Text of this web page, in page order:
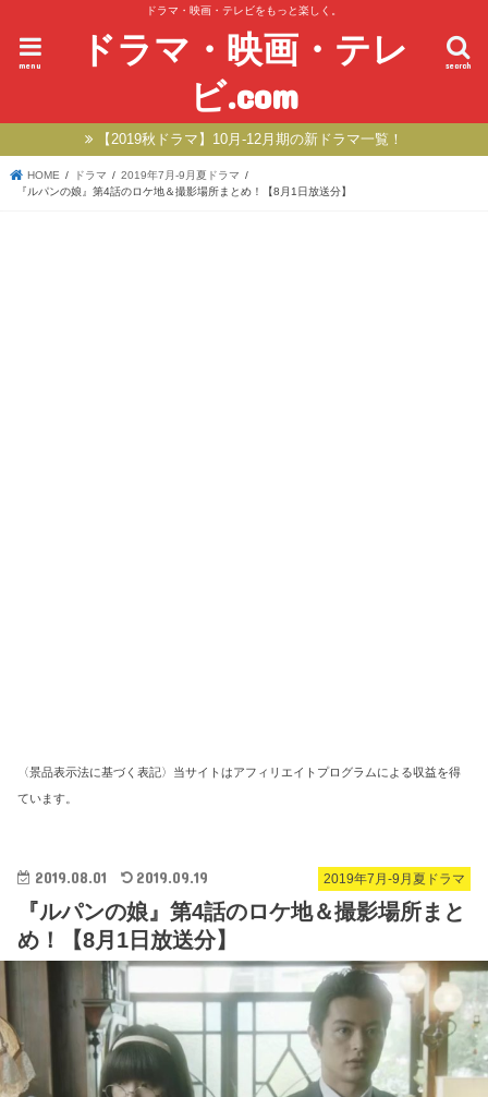
ドラマ・映画・テレビをもっと楽しく。
ドラマ・映画・テレ
ビ.com
search
menu
【2019秋ドラマ】10月-12月期の新ドラマ一覧！
HOME ドラマ
2019年7月-9月夏ドラマ
『ルパンの娘』第4話のロケ地＆撮影場所まとめ！【8月1日放送分】
〈景品表示法に基づく表記〉当サイトはアフィリエイトプログラムによる収益を得
ています。
2019年7月-9月夏ドラマ
2019.08.01 2019.09.19
『ルパンの娘』第4話のロケ地＆撮影場所まと
め！【8月1日放送分】